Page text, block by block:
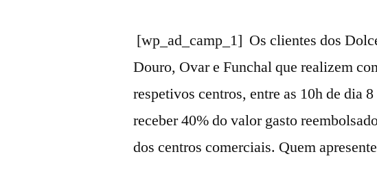
[wp_ad_camp_1] Os clientes dos
Douro, Ovar e Funchal que realizem
respetivos centros, entre as 10h de dia
receber 40% do valor gasto
dos centros comerciais. Quem